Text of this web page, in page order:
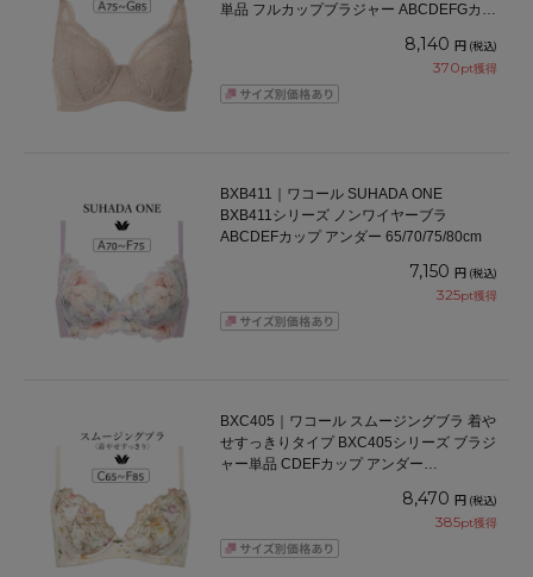
単品 フルカップブラジャー ABCDEFGカッ
8,140 円 (税込)
370pt獲得
BXB411｜ワコール SUHADA ONE
BXB411シリーズ ノンワイヤーブラ
ABCDEFカップ アンダー 65/70/75/80cm
7,150 円 (税込)
325pt獲得
BXC405｜ワコール スムージングブラ 着や
せすっきりタイプ BXC405シリーズ ブラジ
ャー単品 CDEFカップ アンダー
8,470 円 (税込)
385pt獲得